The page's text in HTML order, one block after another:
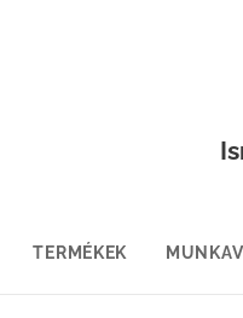
TERMÉKEK